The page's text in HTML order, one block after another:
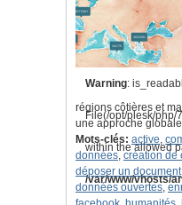
on line
Warning:
File(/opt/plesk/
within the allowed
/var/www/vhosts/
régions côtières et
une approche
Mots-clés: active,
données, création de
déposer un document
données ouvertes,